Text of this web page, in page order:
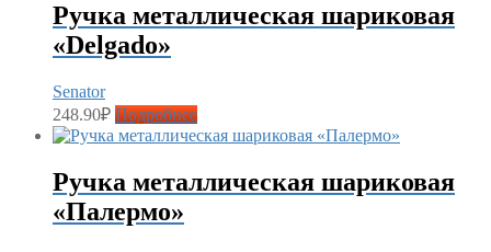
Ручка металлическая шариковая
«Delgado»
Senator
248.90₽ Подробнее
Ручка металлическая шариковая
«Палермо»